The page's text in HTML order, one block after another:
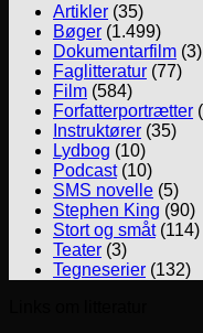
Artikler (35)
Bøger (1.499)
Dokumentarfilm (3)
Faglitteratur (77)
Film (584)
Forfatterportrætter
Instruktører (35)
Lydbog (10)
Podcast(10)
SMS novelle (5)
Stephen King (90)
Stort og småt(114)
Teater (3)
Tegneserier (132)